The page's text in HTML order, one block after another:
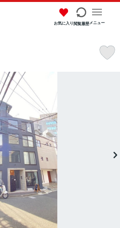
お気に入り閲覧履歴メニュー